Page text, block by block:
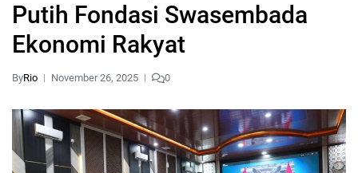
Putih Fondasi Swasembada
Ekonomi Rakyat
ByRio November 26, 2025 0